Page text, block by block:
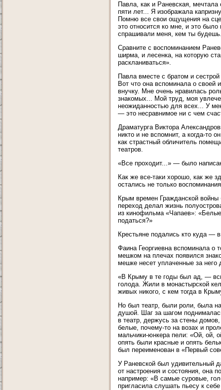
Павла, как и Раневская,
пяти лет... Я изображала
Помню все свои ощущения на
это относится ко мне, и это
спрашивали меня, кем ты
Сравните с воспоминанием
ширма, и лесенка, на которую
раскланиваться».
Павла вместе с братом и
Вот что она вспоминала о своей
внучку. Мне очень нравилась
знакомых... Мой труд, моя
неожиданностью для всех... У
— это несравнимое ни с чем
Драматурга Виктора
никто и не вспомнит, а когда-то
как страстный обличитель
театров.
«Все проходит...» — было
Как же все-таки хорошо, как же
остались не только
Крым времен Гражданской
переход делал жизнь
из кинофильма «Чапаев»:
податься?»
Крестьяне подались кто куда —
Фаина Георгиевна вспоминала о
мешком на плечах появился
мешке несет уплаченные за него
«В Крыму в те годы был ад, —
голода. Жили в монастырской
живых никого, с кем тогда в
Но был театр, были роли, была
душой. Шаг за шагом
в театр, держусь за стены
белые, почему-то на возах и
мальчики-юнкера пели: «Ой, ой,
опять были красные и опять
был переименован в «Первый
У Раневской был удивительный
от настроения и состояния, она
например: «В самые суровые,
пригласила слушать пьесу к